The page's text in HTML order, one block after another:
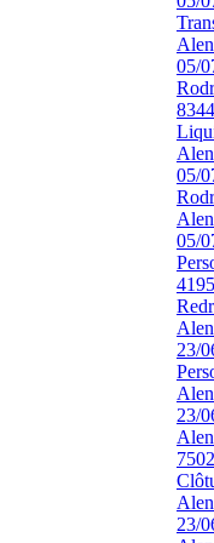
05/
05/
05/
23/
23/
23/